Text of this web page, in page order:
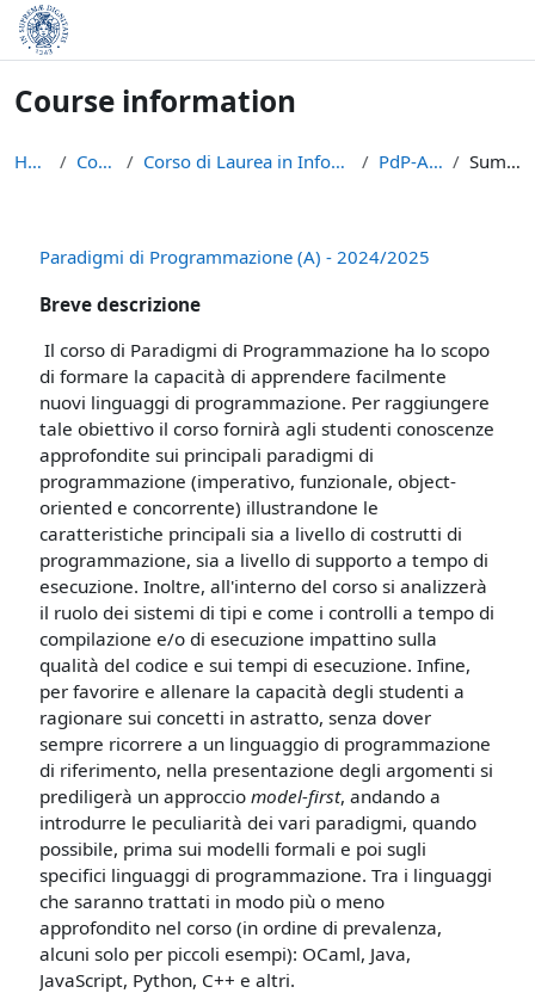
Skip to main content
Course information
Home Courses Corso di Laurea in Informatica (L-31) PdP-A-2024 Summary
Paradigmi di Programmazione (A) - 2024/2025
Breve descrizione
Il corso di Paradigmi di Programmazione ha lo scopo
di formare la capacità di apprendere facilmente
nuovi linguaggi di programmazione. Per raggiungere
tale obiettivo il corso fornirà agli studenti conoscenze
approfondite sui principali paradigmi di
programmazione (imperativo, funzionale, object-
oriented e concorrente) illustrandone le
caratteristiche principali sia a livello di costrutti di
programmazione, sia a livello di supporto a tempo di
esecuzione. Inoltre, all'interno del corso si analizzerà
il ruolo dei sistemi di tipi e come i controlli a tempo di
compilazione e/o di esecuzione impattino sulla
qualità del codice e sui tempi di esecuzione. Infine,
per favorire e allenare la capacità degli studenti a
ragionare sui concetti in astratto, senza dover
sempre ricorrere a un linguaggio di programmazione
di riferimento, nella presentazione degli argomenti si
prediligerà un approccio model-first, andando a
introdurre le peculiarità dei vari paradigmi, quando
possibile, prima sui modelli formali e poi sugli
specifici linguaggi di programmazione. Tra i linguaggi
che saranno trattati in modo più o meno
approfondito nel corso (in ordine di prevalenza,
alcuni solo per piccoli esempi): OCaml, Java,
JavaScript, Python, C++ e altri.